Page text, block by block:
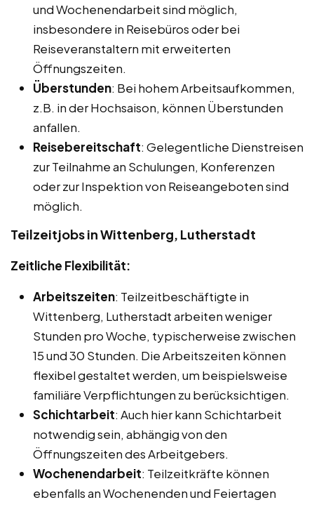
und Wochenendarbeit sind möglich,
insbesondere in Reisebüros oder bei
Reiseveranstaltern mit erweiterten
Öffnungszeiten.
Überstunden: Bei hohem Arbeitsaufkommen,
z.B. in der Hochsaison, können Überstunden
anfallen.
Reisebereitschaft: Gelegentliche Dienstreisen
zur Teilnahme an Schulungen, Konferenzen
oder zur Inspektion von Reiseangeboten sind
möglich.
Teilzeitjobs in Wittenberg, Lutherstadt
Zeitliche Flexibilität:
Arbeitszeiten: Teilzeitbeschäftigte in
Wittenberg, Lutherstadt arbeiten weniger
Stunden pro Woche, typischerweise zwischen
15 und 30 Stunden. Die Arbeitszeiten können
flexibel gestaltet werden, um beispielsweise
familiäre Verpflichtungen zu berücksichtigen.
Schichtarbeit: Auch hier kann Schichtarbeit
notwendig sein, abhängig von den
Öffnungszeiten des Arbeitgebers.
Wochenendarbeit: Teilzeitkräfte können
ebenfalls an Wochenenden und Feiertagen